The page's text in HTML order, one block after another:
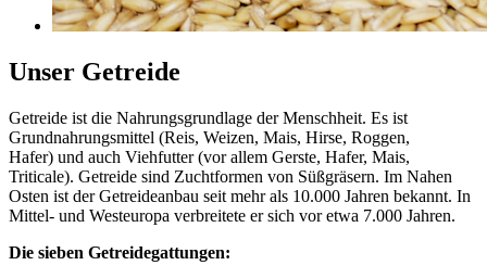
Unser Getreide
Getreide ist die Nahrungsgrundlage der Menschheit. Es ist
Grundnahrungsmittel (Reis, Weizen, Mais, Hirse, Roggen,
Hafer) und auch Viehfutter (vor allem Gerste, Hafer, Mais,
Triticale). Getreide sind Zuchtformen von Süßgräsern. Im Nahen
Osten ist der Getreideanbau seit mehr als 10.000 Jahren bekannt. In
Mittel- und Westeuropa verbreitete er sich vor etwa 7.000 Jahren.
Die sieben Getreidegattungen: